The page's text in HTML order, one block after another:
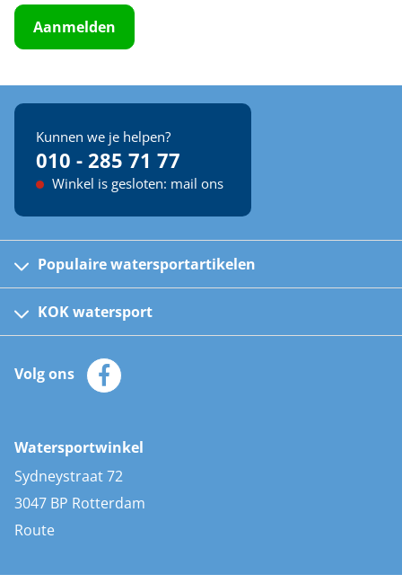
Aanmelden
Kunnen we je helpen?
010 - 285 71 77
Winkel is gesloten: mail ons
Populaire watersportartikelen
Kinder reddingsvesten
Automatische reddingsvesten
Zeilkleding
Zonnepanelen
AIS transponders
Stootwillen en fenders
Bootkussens
Zwemtrappen
KOK watersport
Klantenservice
Merken
Volg ons
Watersportwinkel
Sydneystraat 72
3047 BP Rotterdam
Route